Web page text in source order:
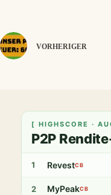
VORHERIGER
[ HIGHSCORE ·
P2P
1 RevestCB
2 MyPeakCB